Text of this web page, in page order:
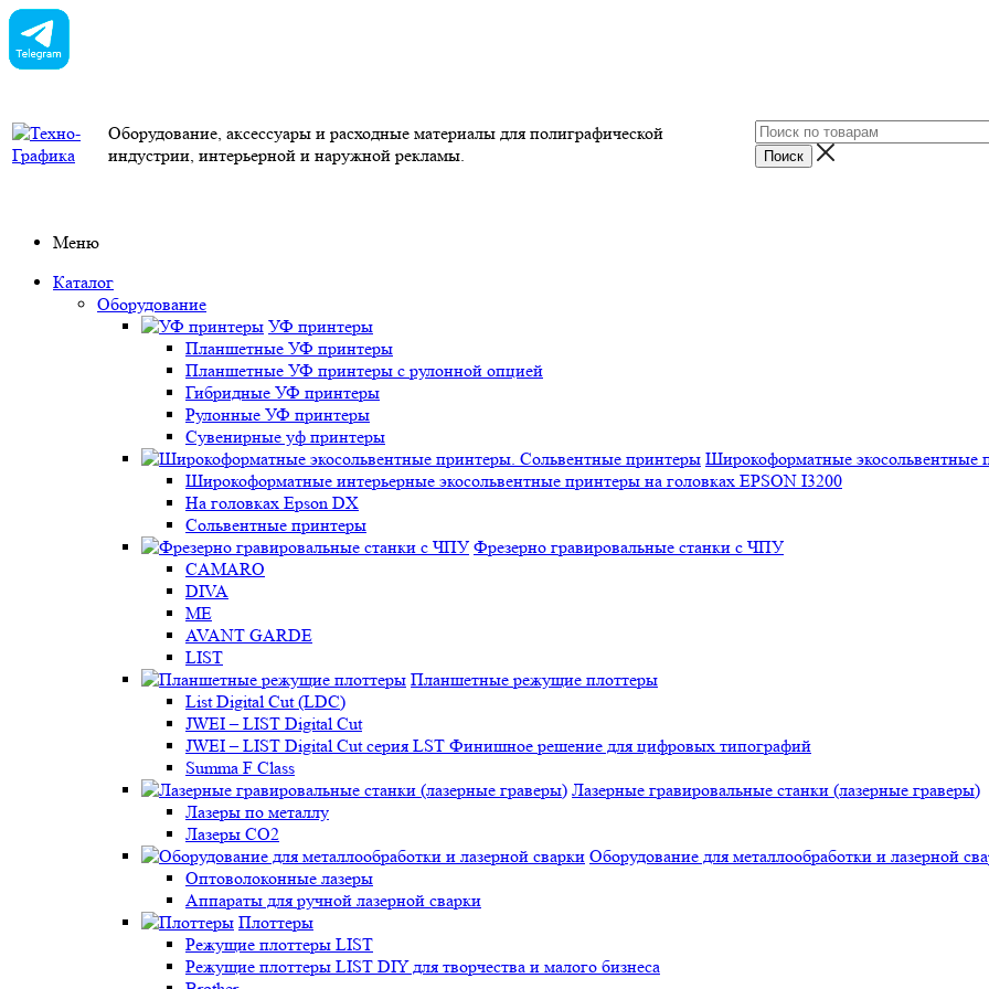
Оборудование, аксессуары и расходные материалы для полиграфической
индустрии, интерьерной и наружной рекламы.
Меню
Каталог
Оборудование
УФ принтеры
Планшетные УФ принтеры
Планшетные УФ принтеры с рулонной опцией
Гибридные УФ принтеры
Рулонные УФ принтеры
Сувенирные уф принтеры
Широкоформатные экосольвентные
Широкоформатные интерьерные экосольвентные принтеры на головках EPSON I3200
На головках Epson DX
Сольвентные принтеры
Фрезерно гравировальные станки с ЧПУ
CAMARO
DIVA
ME
AVANT GARDE
LIST
Планшетные режущие плоттеры
List Digital Cut (LDC)
JWEI – LIST Digital Cut
JWEI – LIST Digital Cut серия LST Финишное решение для цифровых типографий
Summa F Class
Лазерные гравировальные станки (лазерные граверы)
Лазеры по металлу
Лазеры CO2
Оборудование для металлообработки и лазерной
Оптоволоконные лазеры
Аппараты для ручной лазерной сварки
Плоттеры
Режущие плоттеры LIST
Режущие плоттеры LIST DIY для творчества и малого бизнеса